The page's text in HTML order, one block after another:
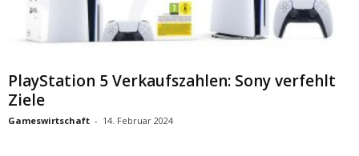
PlayStation 5 Verkaufszahlen: Sony verfehlt
Ziele
Gameswirtschaft - 14. Februar 2024